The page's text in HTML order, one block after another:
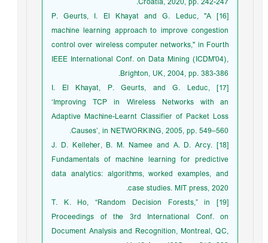
[16] P. Geurts, I. El Khayat and G. Leduc, "A
machine learning approach to improve congestion
control over wireless computer networks," in Fourth
IEEE International Conf. on Data Mining (ICDM'04),
Brighton, UK, 2004, pp. 383-386.
[17] I. El Khayat, P. Geurts, and G. Leduc,
‘Improving TCP in Wireless Networks with an
Adaptive Machine-Learnt Classifier of Packet Loss
Causes’, in NETWORKING, 2005, pp. 549–560.
[18] J. D. Kelleher, B. M. Namee and A. D. Arcy.
Fundamentals of machine learning for predictive
data analytics: algorithms, worked examples, and
case studies. MIT press, 2020.
[19] T. K. Ho, “Random Decision Forests,” in
Proceedings of the 3rd International Conf. on
Document Analysis and Recognition, Montreal, QC,